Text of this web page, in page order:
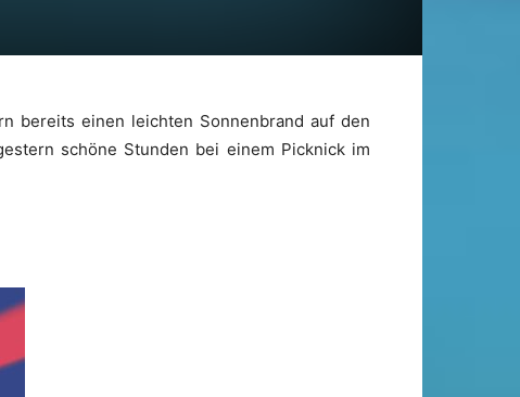
bereits einen leichten Sonnenbrand auf den
schöne Stunden bei einem Picknick im